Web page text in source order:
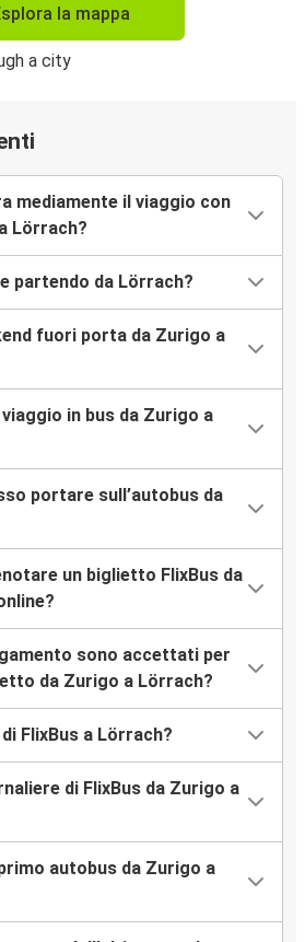
la mappa
mediamente il viaggio con
Lörrach?
partendo da Lörrach?
fuori porta da Zurigo a
in bus da Zurigo a
portare sull’autobus da
un biglietto FlixBus da
sono accettati per
da Zurigo a Lörrach?
FlixBus a Lörrach?
di FlixBus da Zurigo a
autobus da Zurigo a